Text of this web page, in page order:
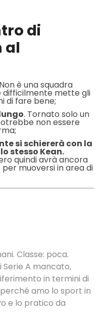
di
al
è una squadra
difficilmente mette gli
di fare bene;
. Tornato solo un
non essere
si schiererà con la
stesso Kean.
quindi avrà ancora
muoversi in area di
Classe: poca.
Serie A mancato,
in termini di
amo lo sport in
e lo pratico da